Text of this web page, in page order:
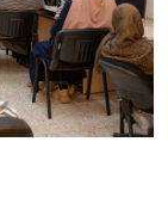
Previous